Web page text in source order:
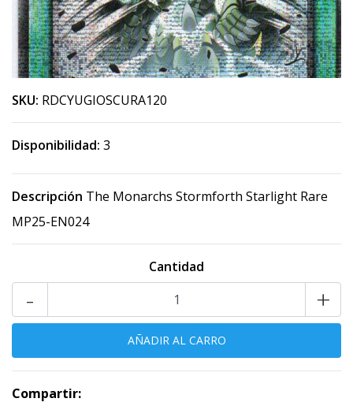
SKU: RDCYUGIOSCURA120
Disponibilidad: 3
Descripción The Monarchs Stormforth Starlight Rare
MP25-EN024
Cantidad
+
-
Compartir: